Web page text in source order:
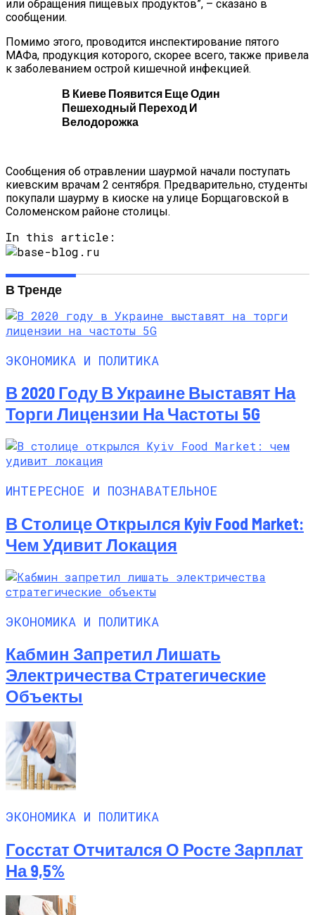
Всего Покупают Украинцы В Интернете
или обращения пищевых продуктов”, – сказано в
сообщении.
Помимо этого, проводится инспектирование пятого
МАФа, продукция которого, скорее всего, также привела
к заболеванием острой кишечной инфекцией.
В Киеве Появится Еще Один
Пешеходный Переход И
Велодорожка
Сообщения об отравлении шаурмой начали поступать
киевским врачам 2 сентября. Предварительно, студенты
покупали шаурму в киоске на улице Борщаговской в
Соломенском районе столицы.
In this article:
В Тренде
ЭКОНОМИКА И ПОЛИТИКА
В 2020 Году В Украине Выставят На
Торги Лицензии На Частоты 5G
ИНТЕРЕСНОЕ И ПОЗНАВАТЕЛЬНОЕ
В Столице Открылся Kyiv Food Market:
Чем Удивит Локация
ЭКОНОМИКА И ПОЛИТИКА
Кабмин Запретил Лишать
Электричества Стратегические
Объекты
ЭКОНОМИКА И ПОЛИТИКА
Госстат Отчитался О Росте Зарплат
На 9,5%